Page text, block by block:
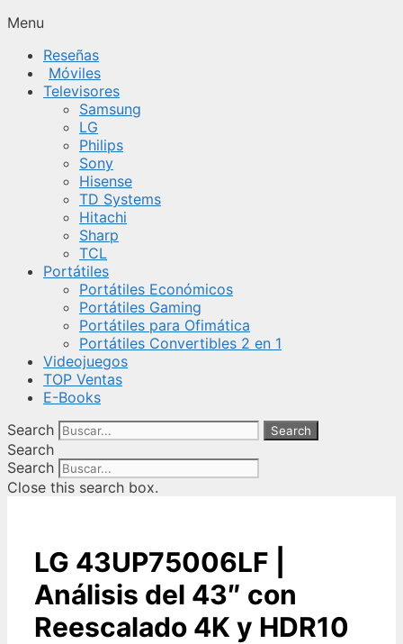
Menu
Reseñas
Móviles
Televisores
Samsung
LG
Philips
Sony
Hisense
TD Systems
Hitachi
Sharp
TCL
Portátiles
Portátiles Económicos
Portátiles Gaming
Portátiles para Ofimática
Portátiles Convertibles 2 en 1
Videojuegos
TOP Ventas
E-Books
Search
Search
Search
Search
Close this search box.
LG 43UP75006LF |
Análisis del 43″ con
Reescalado 4K y HDR10